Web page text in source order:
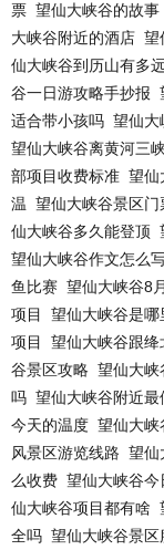
票 望仙大峡谷的故事
大峡谷附近的酒店 望
仙大峡谷到历山有多
谷一日游攻略手抄报
适合带小孩吗 望仙大
望仙大峡谷离黄河三
部项目收费标准 望仙
温 望仙大峡谷景区门
仙大峡谷多久能登顶
望仙大峡谷作文怎么写
鱼比赛 望仙大峡谷8
项目
望仙大峡谷是哪
项目
望仙大峡谷跟
谷景区攻略 望仙大峡
吗 望仙大峡谷附近最
今天的温度 望仙大峡
风景区游览线路 望仙
么收费 望仙大峡谷今
仙大峡谷项目都有啥
全吗 望仙大峡谷景区